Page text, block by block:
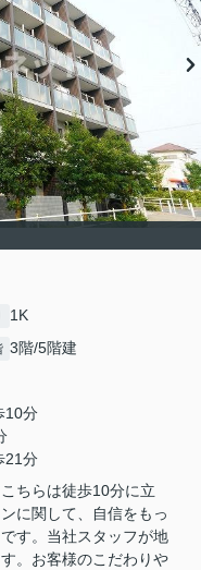
1K
3階/5階建
10分
21分
ちらは徒歩10分に立
に関して、自信をもっ
す。当社スタッフが地
。お客様のこだわりや